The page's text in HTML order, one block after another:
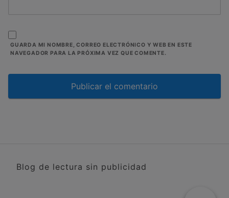
GUARDA MI NOMBRE, CORREO ELECTRÓNICO Y WEB EN ESTE
NAVEGADOR PARA LA PRÓXIMA VEZ QUE COMENTE.
Blog de lectura sin publicidad